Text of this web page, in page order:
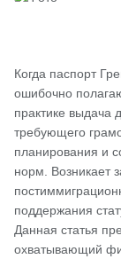
Когда паспорт
ошибочно
практике выдача
требующего
планирования и
норм. Возникает
поддержания
Данная статья
охватывающий